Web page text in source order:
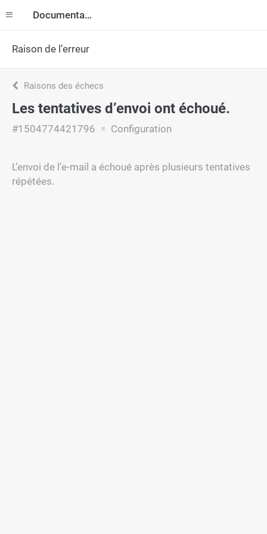
Documentation
Raison de l’erreur
Raisons des échecs
Les tentatives d’envoi ont échoué.
#1504774421796 Configuration
L’envoi de l’e-mail a échoué après plusieurs tentatives
répétées.